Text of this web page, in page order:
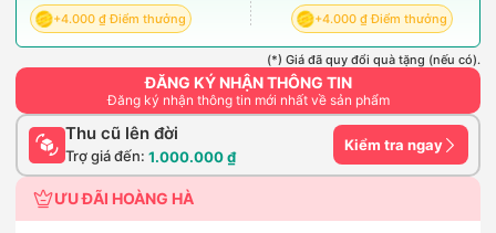
+4.000 ₫ Điểm thưởng
+4.000 ₫ Điểm thưởng
(*) Giá đã quy đổi quà tặng (nếu có).
ĐĂNG KÝ NHẬN THÔNG TIN
Đăng ký nhận thông tin mới nhất về sản phẩm
Thu cũ lên đời
Trợ giá đến: 1.000.000 ₫
Kiểm tra ngay
ƯU ĐÃI HOÀNG HÀ